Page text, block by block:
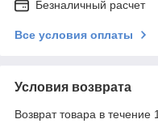
Безналичный расчет
Все условия оплаты
Условия возврата
Возврат товара в течение